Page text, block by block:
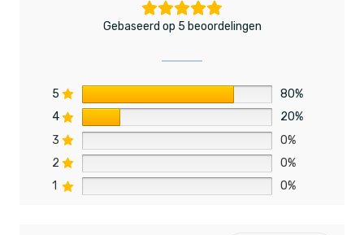
Gebaseerd op 5 beoordelingen
5
80%
4
20%
3
0%
2
0%
1
0%